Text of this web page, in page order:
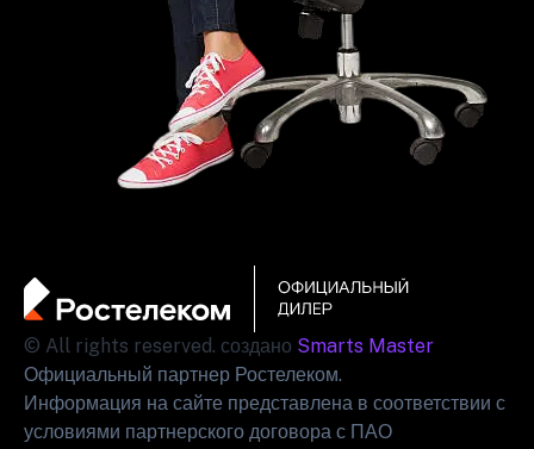
© All rights reserved. создано Smarts Master
Официальный партнер Ростелеком.
Информация на сайте представлена в соответствии с
условиями партнерского договора с ПАО